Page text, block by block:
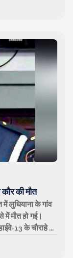
की मौत
लुधियाना के गांव
में मौत हो गई।
13 के चौराहे पर